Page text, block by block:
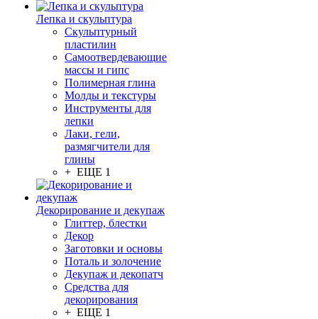
Лепка и скульптура
Скульптурный
пластилин
Самоотвердевающие
массы и гипс
Полимерная глина
Молды и текстуры
Инструменты для
лепки
Лаки, гели,
размягчители для
глины
+ ЕЩЕ 1
Декорирование и декупаж
Глиттер, блестки
Декор
Заготовки и основы
Поталь и золочение
Декупаж и декопатч
Средства для
декорирования
+ ЕЩЕ 1